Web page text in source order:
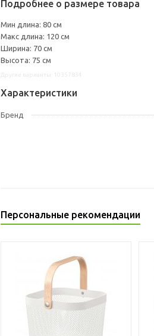
Подробнее о размере товара
Мин длина: 80 см
Макс длина: 120 см
Ширина: 70 см
Высота: 75 см
Характеристики
Бренд
Персональные рекомендации